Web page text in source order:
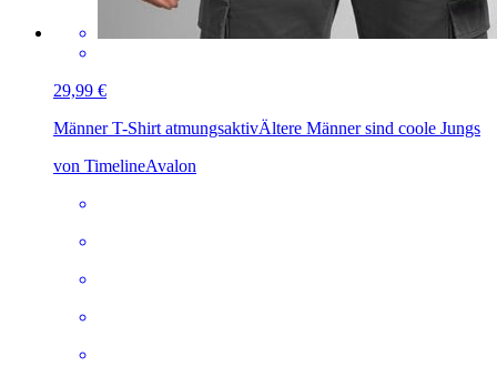
29,99 €
Männer T-Shirt atmungsaktivÄltere Männer sind coole Jungs
von TimelineAvalon